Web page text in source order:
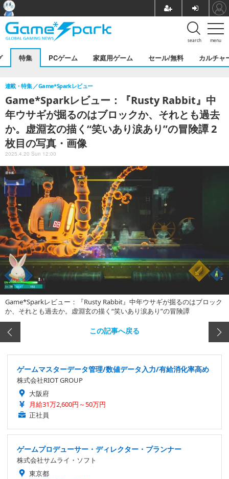
menu
search
特集 PCゲーム 家庭用ゲーム セール/無料 カルチャ
Game*Sparkレビュー：『Rusty Rabbit』中
年ウサギが掘るのはブロックか、それとも過去
か。虚淵玄の描く“笑いあり涙あり”の冒険譚 2
枚目の写真・画像
連載・特集 Game*Sparkレビュー
2025.4.20 Sun 12:00
Game*Sparkレビュー：『Rusty Rabbit』中年ウサギが掘るのはブロック
か、それとも過去か。虚淵玄の描く“笑いあり涙あり”の冒険譚
この記事へ戻る
ゲームマスターデータ管理/数値データ入力/有給消化率高め
株式会社RIOT GROUP
大阪府
月給31万2,600円～50万円
正社員
ゲームプロデューサー・ディレクター・プランナー
株式会社サムライ・ソフト
東京都